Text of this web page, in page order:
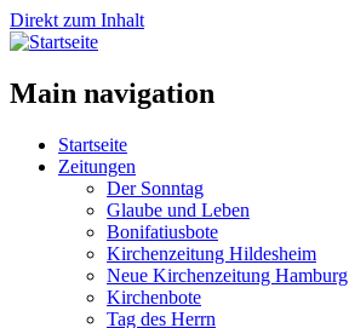
Direkt zum Inhalt
Main navigation
Startseite
Zeitungen
Der Sonntag
Glaube und Leben
Bonifatiusbote
Kirchenzeitung Hildesheim
Neue Kirchenzeitung Hamburg
Kirchenbote
Tag des Herrn